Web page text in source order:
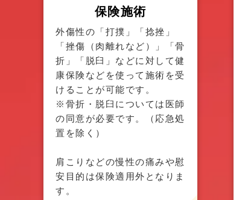
保険施術
外傷性の「打撲」「捻挫」
「挫傷（肉離れなど）」「骨
折」「脱臼」などに対して健
康保険などを使って施術を受
けることが可能です。
※骨折・脱臼については医師
の同意が必要です。（応急処
置を除く）
肩こりなどの慢性の痛みや慰
安目的は保険適用外となりま
す。